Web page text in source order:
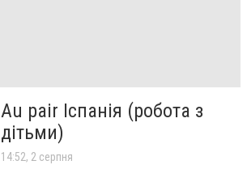
Au pair Іспанія (робота з
дітьми)
14:52, 2 серпня